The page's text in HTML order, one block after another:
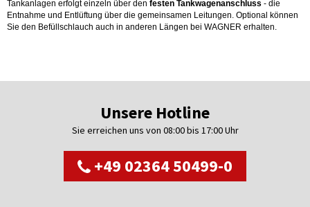
Tankanlagen erfolgt einzeln über den festen Tankwagenanschluss - die
Entnahme und Entlüftung über die gemeinsamen Leitungen. Optional können
Sie den Befüllschlauch auch in anderen Längen bei WAGNER erhalten.
Unsere Hotline
Sie erreichen uns von 08:00 bis 17:00 Uhr
+49 02364 50499-0